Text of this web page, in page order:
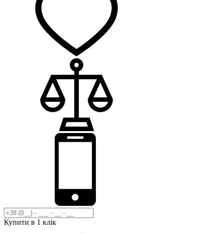
Купити в 1 клік